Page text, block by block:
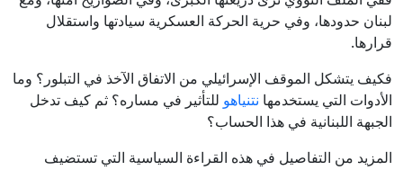
لبنان حدودها، وفي حرية الحركة العسكرية سيادتها واستقلال
قرارها.
فكيف يتشكل الموقف الإسرائيلي من الاتفاق الآخذ في التبلور؟ وما
الأدوات التي يستخدمها نتنياهو للتأثير في مساره؟ ثم كيف تدخل
الجبهة اللبنانية في هذا الحساب؟
المزيد من التفاصيل في هذه القراءة السياسية التي تستضيف